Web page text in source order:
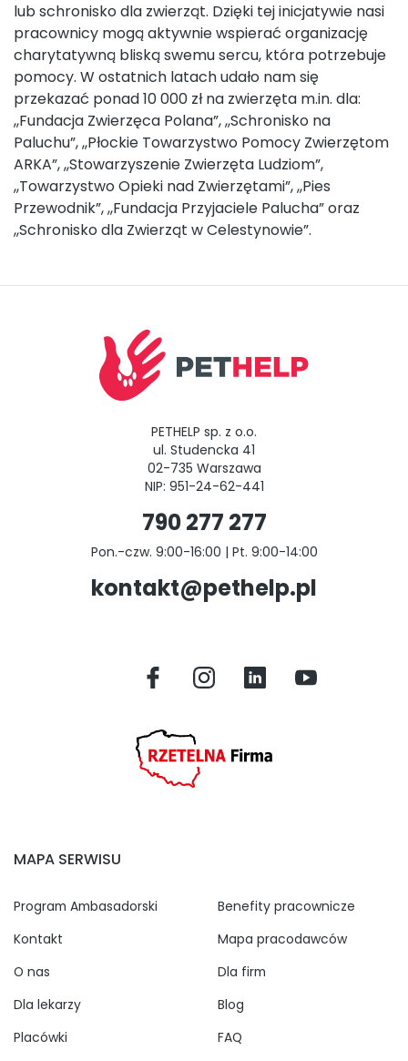
lub schronisko dla zwierząt. Dzięki tej inicjatywie nasi
pracownicy mogą aktywnie wspierać organizację
charytatywną bliską swemu sercu, która potrzebuje
pomocy. W ostatnich latach udało nam się
przekazać ponad 10 000 zł na zwierzęta m.in. dla:
,,Fundacja Zwierzęca Polana”, ,,Schronisko na
Paluchu”, ,,Płockie Towarzystwo Pomocy Zwierzętom
ARKA”, ,,Stowarzyszenie Zwierzęta Ludziom”,
,,Towarzystwo Opieki nad Zwierzętami”, ,,Pies
Przewodnik”, ,,Fundacja Przyjaciele Palucha” oraz
,,Schronisko dla Zwierząt w Celestynowie”.
PETHELP sp. z o.o.
ul. Studencka 41
02-735 Warszawa
NIP: 951-24-62-441
790 277 277
Pon.-czw. 9:00-16:00 | Pt. 9:00-14:00
kontakt@pethelp.pl
MAPA SERWISU
Program Ambasadorski
Kontakt
O nas
Dla lekarzy
Placówki
Benefity pracownicze
Mapa pracodawców
Dla firm
Blog
FAQ